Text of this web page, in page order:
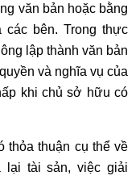
văn bản hoặc bằng
các bên. Trong thực
lập thành văn bản
và nghĩa vụ của
khi chủ sở hữu có
thuận cụ thể về
lại tài sản, việc giải